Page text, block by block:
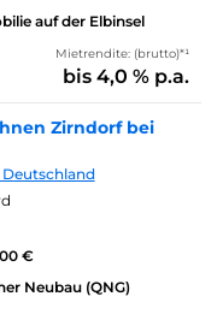
auf der Elbinsel
Mietrendite: (brutto)*¹
bis 4,0 % p.a.
Zirndorf bei
€
Neubau (QNG)